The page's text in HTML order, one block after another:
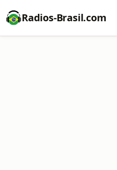
Radios-Brasil.com